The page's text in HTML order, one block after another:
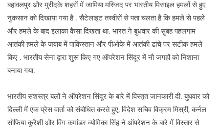
बहावलपुर और मुरीदके शहरों में जामिया मस्जिद पर भारतीय मिसाइल हमलों से हुए
नुकसान को दिखाया गया है . सैटेलाइट तस्वीरों से पता चलता है कि हमले से पहले
और हमले के बाद इलाका कैसा दिखता था. भारत ने बुधवार की सुबह पहलगाम
आतंकी हमले के जवाब में पाकिस्तान और पीओके में आतंकी ढांचे पर सटीक हमले
किए . भारतीय सेना द्वारा शुरू किए गए ऑपरेशन सिंदूर में नौ जगहों को निशाना
बनाया गया.
भारतीय सशस्त्र बलों ने ऑपरेशन सिंदूर के बारे में विस्तृत जानकारी दी. बुधवार को
दिल्ली में एक प्रेस वार्ता को संबोधित करते हुए, विदेश सचिव विक्रम मिस्री, कर्नल
सोफिया कुरैशी और विंग कमांडर व्योमिका सिंह ने ऑपरेशन के बारे में विस्तार से